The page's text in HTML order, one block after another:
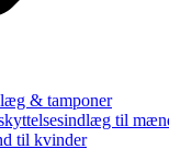
& tamponer
til
til kvinder